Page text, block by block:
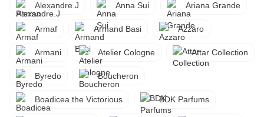
Alexandre.J Anna Sui Ariana Grande
Armaf Armand Basi Azzaro
Armani Atelier Cologne Attar Collection
Byredo Boucheron
Boadicea the Victorious BDK Parfums